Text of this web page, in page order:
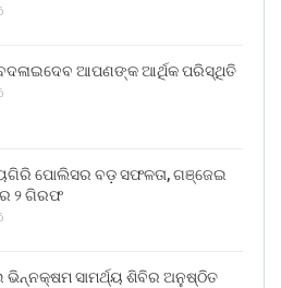
ଆପଣଙ୍କ ଆର୍ଥିକ ପରିସ୍ଥିତି
ପୋଲିସର ବଡ଼ ସଫଳତା, ଗଞ୍ଜେଇ
୨ ଗିରଫ
ଭିନ୍ନକ୍ଷମ ସାମର୍ଥ୍ୟ ଶିବିର ଅନୁଷ୍ଠିତ